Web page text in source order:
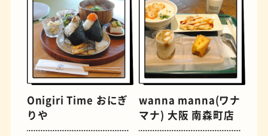
Onigiri Time おにぎ
りや
wanna manna(ワナ
マナ) 大阪 南森町店